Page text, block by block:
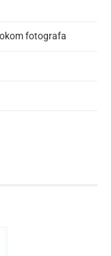
fotografa